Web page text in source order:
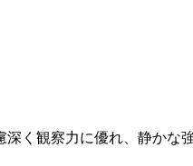
く観察力に優れ、静か